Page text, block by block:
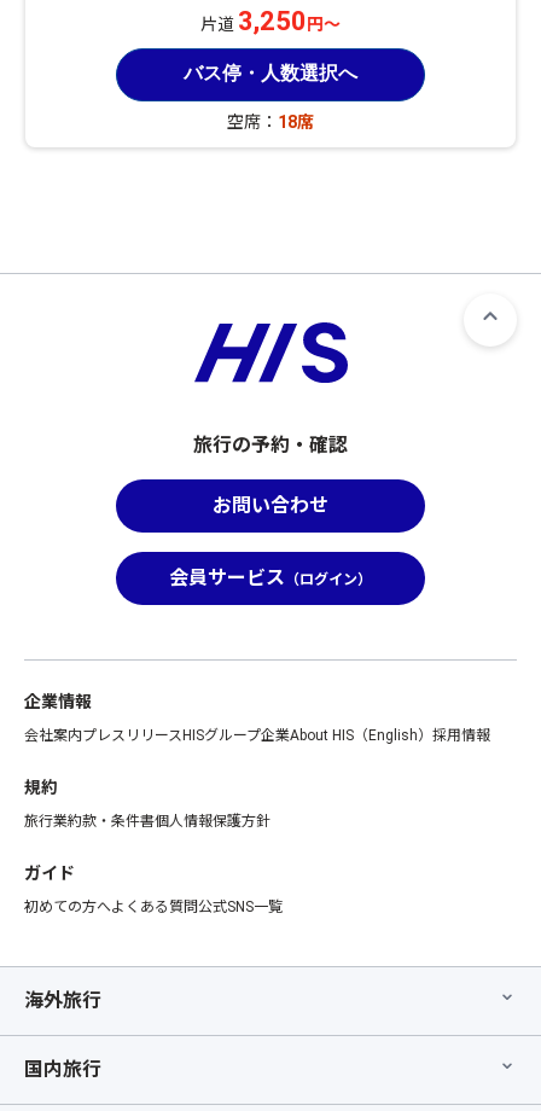
片道 3,250 円～
バス停・人数選択へ
空席： 18席
旅行の予約・確認
お問い合わせ
会員サービス （ログイン）
企業情報
会社案内プレスリリースHISグループ企業About HIS（English） 採用情報
規約
旅行業約款・条件書個人情報保護方針
ガイド
初めての方へよくある質問公式SNS一覧
海外旅行
国内旅行